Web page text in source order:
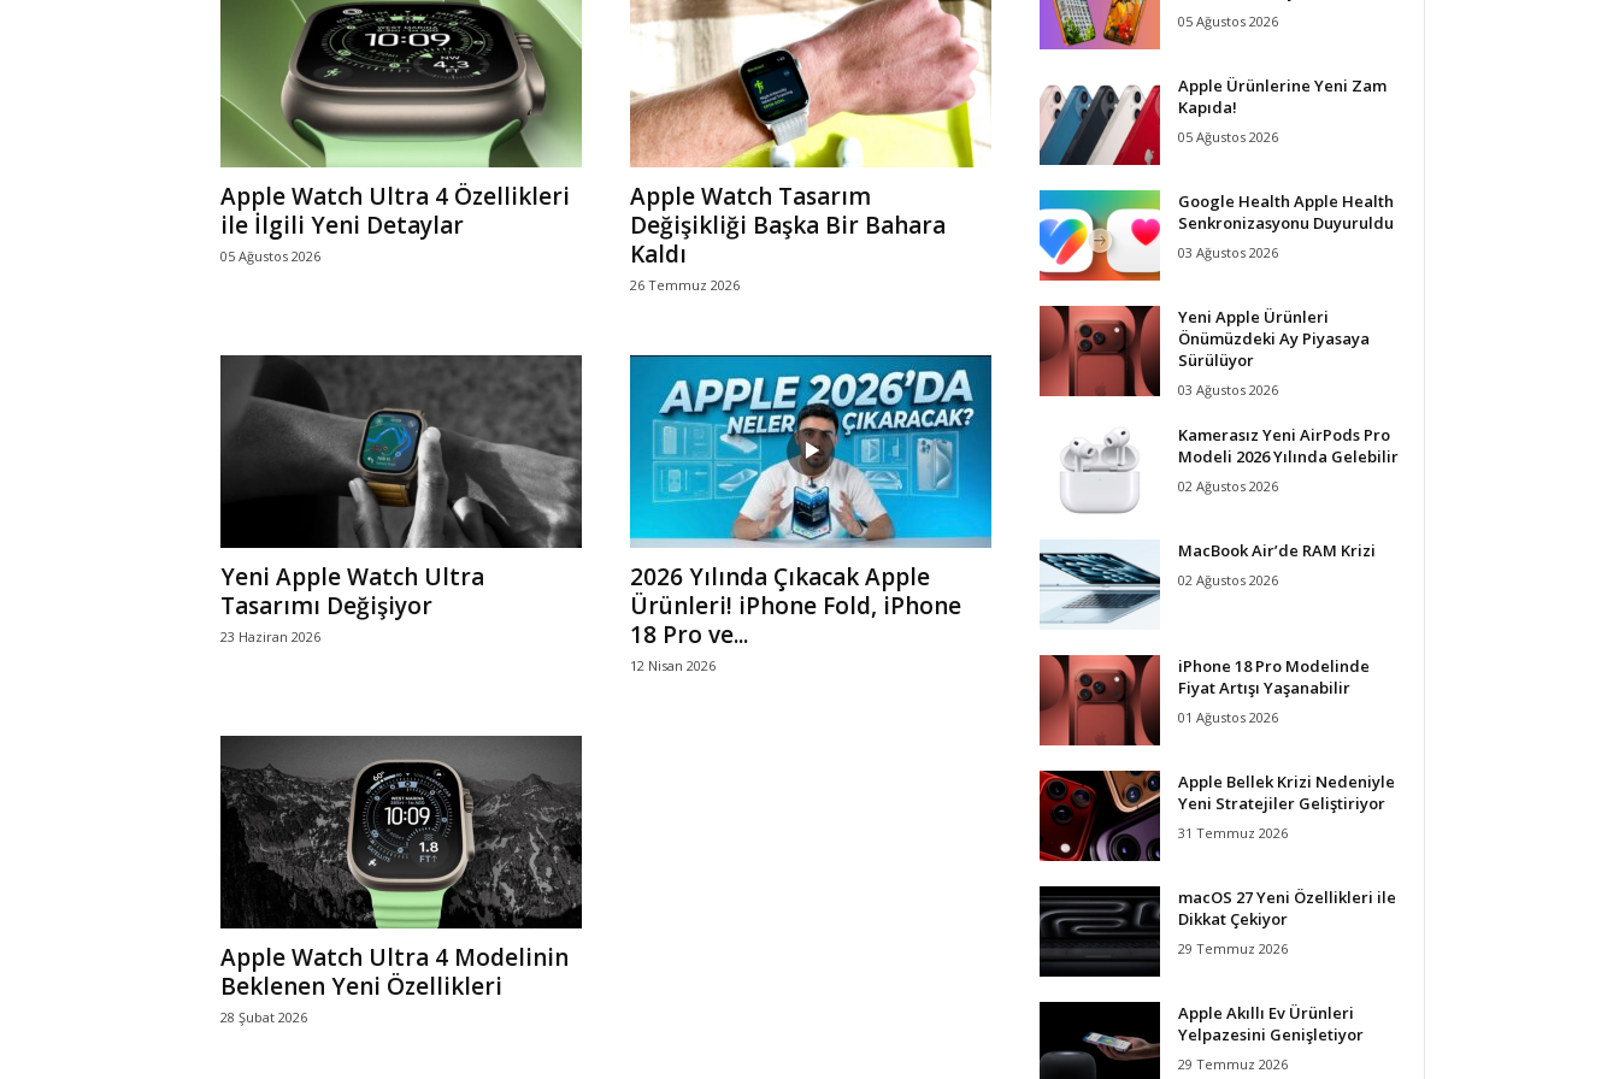
r
l
Apple Watch Ultra 4 Özellikleri
ile İlgili Yeni Detaylar
05 Ağustos 2026
Apple Watch Tasarım
Değişikliği Başka Bir Bahara
Kaldı
26 Temmuz 2026
Yeni Apple Watch Ultra
Tasarımı Değişiyor
23 Haziran 2026
2026 Yılında Çıkacak Apple
Ürünleri! iPhone Fold, iPhone
18 Pro ve...
12 Nisan 2026
Apple Watch Ultra 4 Modelinin
Beklenen Yeni Özellikleri
28 Şubat 2026
05 Ağustos 2026
Apple Ürünlerine Yeni Zam
Kapıda!
05 Ağustos 2026
Google Health Apple Health
Senkronizasyonu Duyuruldu
03 Ağustos 2026
Yeni Apple Ürünleri
Önümüzdeki Ay Piyasaya
Sürülüyor
03 Ağustos 2026
Kamerasız Yeni AirPods Pro
Modeli 2026 Yılında Gelebilir
02 Ağustos 2026
MacBook Air’de RAM Krizi
02 Ağustos 2026
iPhone 18 Pro Modelinde
Fiyat Artışı Yaşanabilir
01 Ağustos 2026
Apple Bellek Krizi Nedeniyle
Yeni Stratejiler Geliştiriyor
31 Temmuz 2026
macOS 27 Yeni Özellikleri ile
Dikkat Çekiyor
29 Temmuz 2026
Apple Akıllı Ev Ürünleri
Yelpazesini Genişletiyor
29 Temmuz 2026